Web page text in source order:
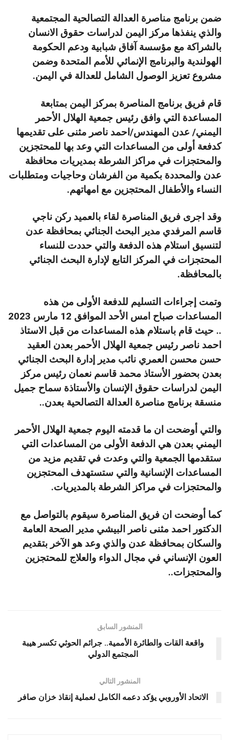
ضمن برنامج مناصرة العدالة التصالحية المجتمعية
والذي ينفذها مركز اليمن لدراسات حقوق الانسان
بالشراكة مع مؤسسة آفاق شبابية ودعم الحكومة
الهولندية والبرنامج الإنمائي للأمم المتحدة وضمن
مشروع تعزيز الوصول الشامل للعدالة في اليمن.
قام فريق برنامج المناصرة بمركز اليمن بمتابعة
المساعدة التي وافق رئيس جمعية الهلال الأحمر
اليمني/ عدن المهندس/احمد ناصر مثنى على تقديمها
كدفعة أولى من المساعدات التي وعد بها للمحتجزين
والمحتجزات في مراكز الشرطة بمديريات محافظة
عدن والمحددة بكمية من الفرشان وحاجيات ومتطلبات
النساء والأطفال المحتجزين مع امهاتهم.
وقد اجرى فريق المناصرة لقاء بالعميد ركن ناجي
قاسم المرفدي مدير البحث الجنائي بمحافظة عدن
لتنسيق استلام هذه الدفعة والتي حددت للنساء
المحتجزات في المركز التابع لإدارة البحث الجنائي
بالمحافظة.
وتمت إجراءات التسليم للدفعة الأولى من هذه
المساعدات صباح امس الأحد الموافق 12 مارس 2023
.. حيث قام باستلام هذه المساعدات من قبل الاستاذ
احمد ناصر رئيس جمعية الهلال الأحمر بعدن العقيد
حسن محسن العمري نائب مدير إدارة البحث الجنائي
بعدن بحضور الأستاذ محمد قاسم نعمان رئيس مركز
اليمن لدراسات حقوق الإنسان والأستاذة سماح جميل
منسقة برنامج مناصرة العدالة التصالحية بعدن..
والتي أوضحت ان ما قدمته اليوم جمعية الهلال الأحمر
اليمني بعدن هي الدفعة الأولى من المساعدات التي
ستقدمها الجمعية والتي وعدت في تقديم مزيد من
المساعدات الإنسانية والتي ستستهدف المحتجزين
والمحتجزات في مراكز الشرطة بالمديريات.
كما أوضحت ان فريق المناصرة سيقوم بالتواصل مع
الدكتور احمد مثنى ناصر البيشي مدير الصحة العامة
والسكان بمحافظة عدن والذي وعد هو الآخر بتقديم
العون الإنساني في مجال الدواء والعلاج للمحتجزين
والمحتجزات..
المنشور السابق
واقعة القات والطائرة الأممية.. جرائم الحوثي تكسر هيبة
المجتمع الدولي
المنشور التالي
الاتحاد الأوروبي يؤكد دعمه الكامل لعملية إنقاذ خزان صافر